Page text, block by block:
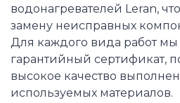
водонагревателей Leran,
замену неисправных
Для каждого вида работ мы
гарантийный сертификат,
высокое качество
используемых материалов.